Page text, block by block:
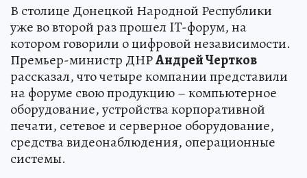
В столице Донецкой Народной Республики
уже во второй раз прошел IT-форум, на
котором говорили о цифровой независимости.
Премьер-министр ДНРАндрей Чертков
рассказал, что четыре компании представили
на форуме свою продукцию – компьютерное
оборудование, устройства корпоративной
печати, сетевое и серверное оборудование,
средства видеонаблюдения, операционные
системы.